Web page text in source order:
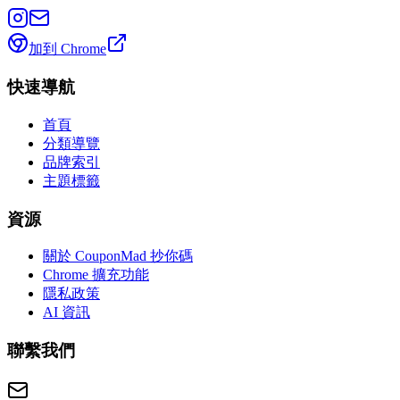
加到 Chrome
快速導航
首頁
分類導覽
品牌索引
主題標籤
資源
關於 CouponMad 抄你碼
Chrome 擴充功能
隱私政策
AI 資訊
聯繫我們